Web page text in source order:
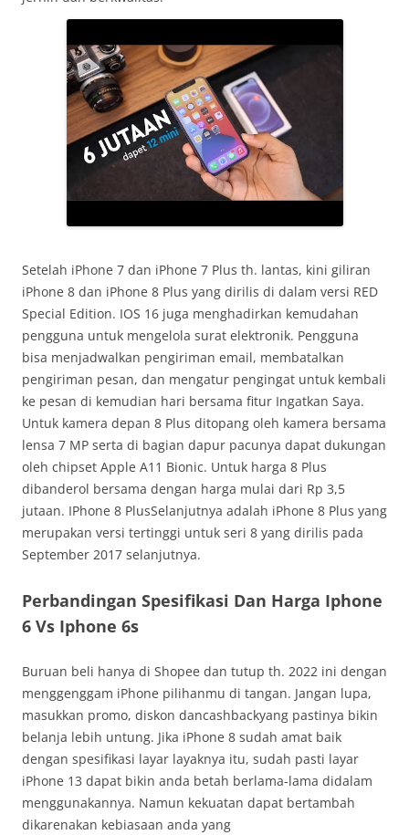
Setelah iPhone 7 dan iPhone 7 Plus th. lantas, kini giliran
iPhone 8 dan iPhone 8 Plus yang dirilis di dalam versi RED
Special Edition. IOS 16 juga menghadirkan kemudahan
pengguna untuk mengelola surat elektronik. Pengguna
bisa menjadwalkan pengiriman email, membatalkan
pengiriman pesan, dan mengatur pengingat untuk kembali
ke pesan di kemudian hari bersama fitur Ingatkan Saya.
Untuk kamera depan 8 Plus ditopang oleh kamera bersama
lensa 7 MP serta di bagian dapur pacunya dapat dukungan
oleh chipset Apple A11 Bionic. Untuk harga 8 Plus
dibanderol bersama dengan harga mulai dari Rp 3,5
jutaan. IPhone 8 PlusSelanjutnya adalah iPhone 8 Plus yang
merupakan versi tertinggi untuk seri 8 yang dirilis pada
September 2017 selanjutnya.
Perbandingan Spesifikasi Dan Harga Iphone
6 Vs Iphone 6s
Buruan beli hanya di Shopee dan tutup th. 2022 ini dengan
menggenggam iPhone pilihanmu di tangan. Jangan lupa,
masukkan promo, diskon dancashbackyang pastinya bikin
belanja lebih untung. Jika iPhone 8 sudah amat baik
dengan spesifikasi layar layaknya itu, sudah pasti layar
iPhone 13 dapat bikin anda betah berlama-lama didalam
menggunakannya. Namun kekuatan dapat bertambah
dikarenakan kebiasaan anda yang